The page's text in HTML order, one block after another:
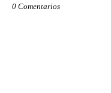
0 Comentarios